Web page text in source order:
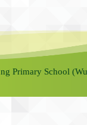
Primary School